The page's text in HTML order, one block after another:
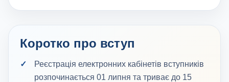
Коротко про вступ
Реєстрація електронних кабінетів вступників
розпочинається 01 липня та триває до 15